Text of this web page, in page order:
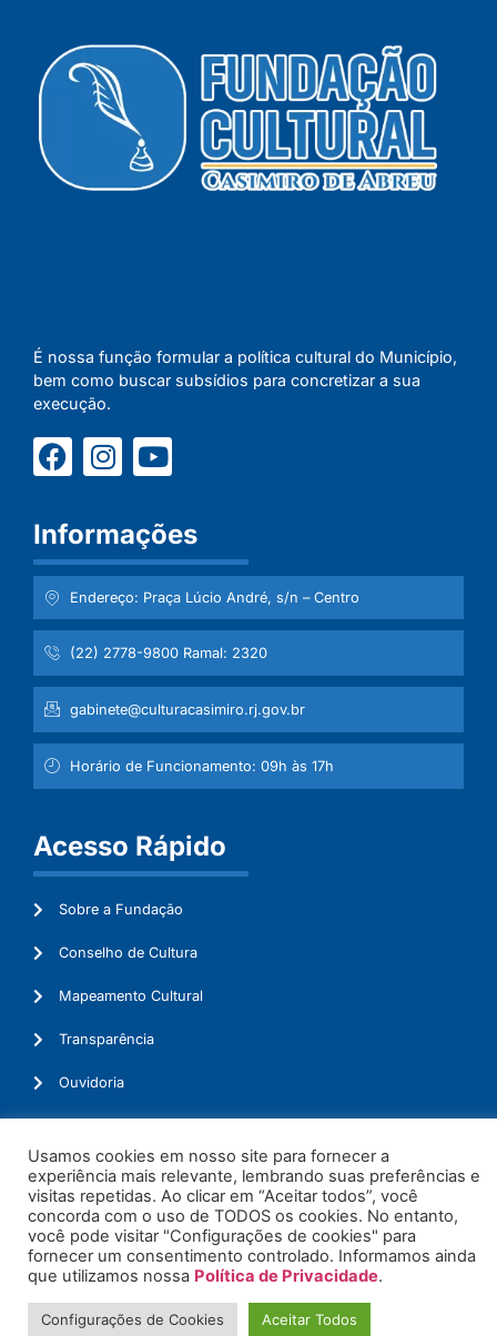
É nossa função formular a política cultural do Município,
bem como buscar subsídios para concretizar a sua
execução.
Informações
Endereço: Praça Lúcio André, s/n – Centro
(22) 2778-9800 Ramal: 2320
gabinete@culturacasimiro.rj.gov.br
Horário de Funcionamento: 09h às 17h
Acesso Rápido
Sobre a Fundação
Conselho de Cultura
Mapeamento Cultural
Transparência
Ouvidoria
© 2026. Todos os Direitos Reservados.
Usamos cookies em nosso site para fornecer a
experiência mais relevante, lembrando suas preferências e
visitas repetidas. Ao clicar em “Aceitar todos”, você
concorda com o uso de TODOS os cookies. No entanto,
você pode visitar "Configurações de cookies" para
fornecer um consentimento controlado. Informamos ainda
que utilizamos nossa Política de Privacidade.
Configurações de Cookies Aceitar Todos